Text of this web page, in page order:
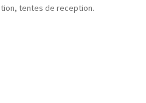
tentes de reception.